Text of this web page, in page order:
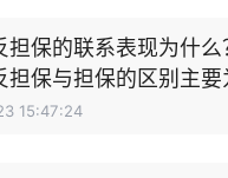
担保的联系表现为什
担保与担保的区别主要
15:47:24